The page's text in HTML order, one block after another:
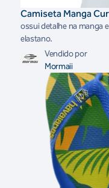
Camiseta Manga
ossui detalhe na manga
elastano.
Vendido por
Mormaii